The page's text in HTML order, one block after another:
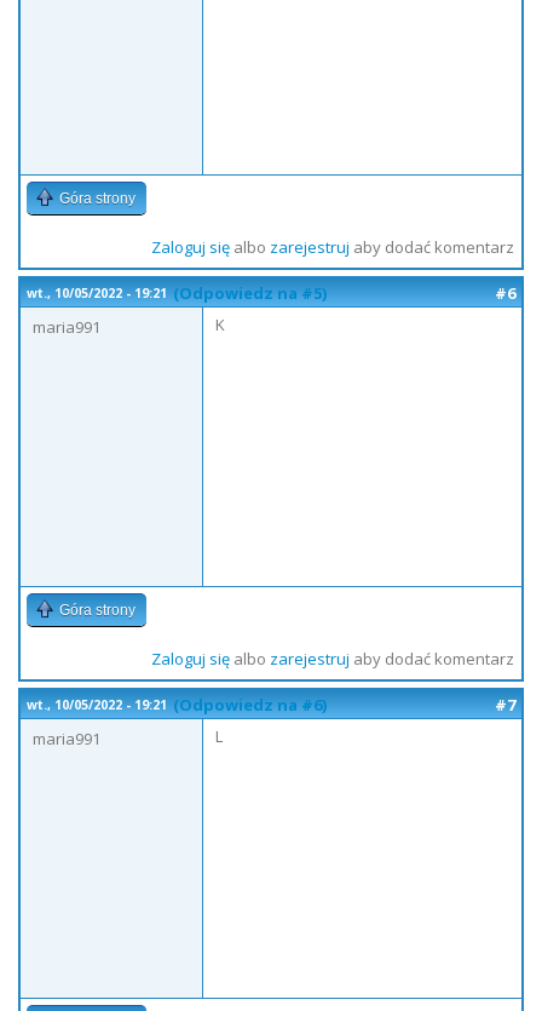
Góra strony
Zaloguj sięalbo zarejestruj aby dodać komentarz
wt., 10/05/2022 - 19:21 (Odpowiedz na #5)
#6
maria991
K
Góra strony
Zaloguj sięalbo zarejestruj aby dodać komentarz
wt., 10/05/2022 - 19:21 (Odpowiedz na #6)
#7
maria991
L